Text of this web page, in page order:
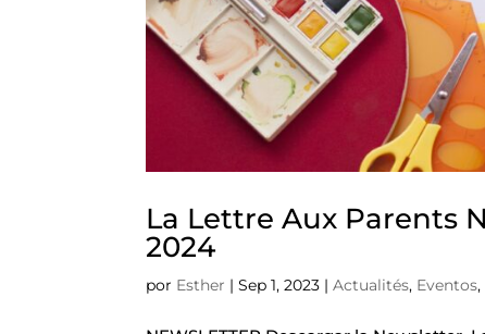
La Lettre Aux Parents
2024
por Esther |Sep 1, 2023 |Actualités, Eventos,